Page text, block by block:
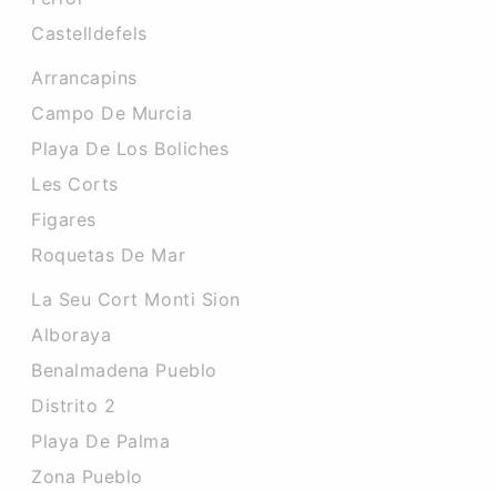
Castelldefels
Arrancapins
Campo De Murcia
Playa De Los Boliches
Les Corts
Figares
Roquetas De Mar
La Seu Cort Monti Sion
Alboraya
Benalmadena Pueblo
Distrito 2
Playa De Palma
Zona Pueblo